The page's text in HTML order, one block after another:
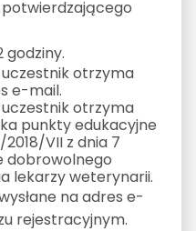
godziny.
otrzyma
e-mail.
uczestnik otrzyma
punkty edukacyjne
VII z dnia 7
dobrowolnego
lekarzy weterynarii.
na adres e-
rejestracyjnym.